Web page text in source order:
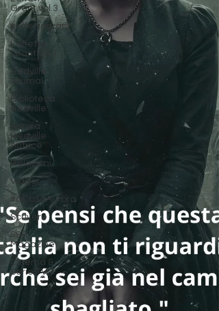
Grant vol.3
#effettogrant
L'effetto
Grant vol.1
Redville
Journal
Biblioteca
Redville
Aurora
Redville
Autrice
Relazioni
Viaggi
#aCasaAurora
Scrivere
S&H
Magazine
Cinema &
Serie TV